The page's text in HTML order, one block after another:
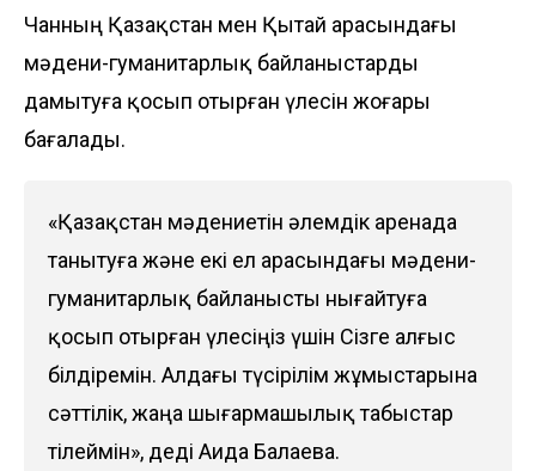
Чанның Қазақстан мен Қытай арасындағы
мәдени-гуманитарлық байланыстарды
дамытуға қосып отырған үлесін жоғары
бағалады.
«Қазақстан мәдениетін әлемдік аренада
танытуға және екі ел арасындағы мәдени-
гуманитарлық байланысты нығайтуға
қосып отырған үлесіңіз үшін Сізге алғыс
білдіремін. Алдағы түсірілім жұмыстарына
сәттілік, жаңа шығармашылық табыстар
тілеймін», деді Аида Балаева.